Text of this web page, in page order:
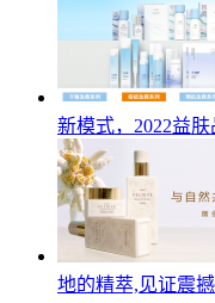
新模式，2022益
地的精萃,见证震